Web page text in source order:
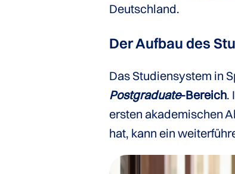
Deutschland.
Der Aufbau des
Das Studiensystem in
Postgraduate-Bereich.
ersten akademischen
hat, kann ein